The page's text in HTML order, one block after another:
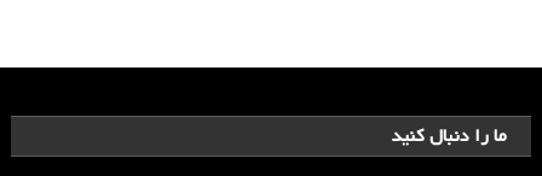
ما را دنبال کنید